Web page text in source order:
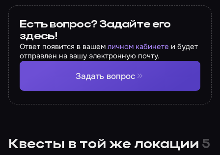
Есть вопрос? Задайте его
здесь!
Ответ появится в вашемличном кабинете и будет
отправлен на вашу электронную почту.
Задать вопрос
Квесты в той же локации 5